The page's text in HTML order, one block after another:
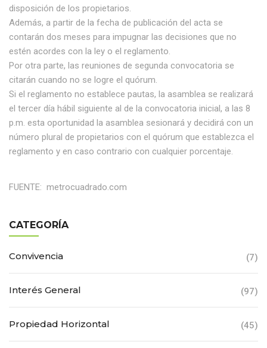
disposición de los propietarios.
Además, a partir de la fecha de publicación del acta se
contarán dos meses para impugnar las decisiones que no
estén acordes con la ley o el reglamento.
Por otra parte, las reuniones de segunda convocatoria se
citarán cuando no se logre el quórum.
Si el reglamento no establece pautas, la asamblea se realizará
el tercer día hábil siguiente al de la convocatoria inicial, a las 8
p.m. esta oportunidad la asamblea sesionará y decidirá con un
número plural de propietarios con el quórum que establezca el
reglamento y en caso contrario con cualquier porcentaje.
FUENTE: metrocuadrado.com
CATEGORÍA
Convivencia (7)
Interés General (97)
Propiedad Horizontal (45)